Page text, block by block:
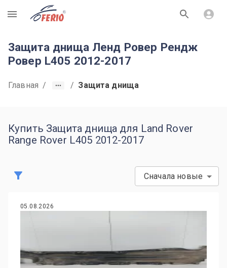
R
Защита днища Ленд Ровер Рендж
Ровер L405 2012-2017
Главная / / Защита днища
Купить Защита днища для Land Rover
Range Rover L405 2012-2017
Сначала новые
05.08.2026